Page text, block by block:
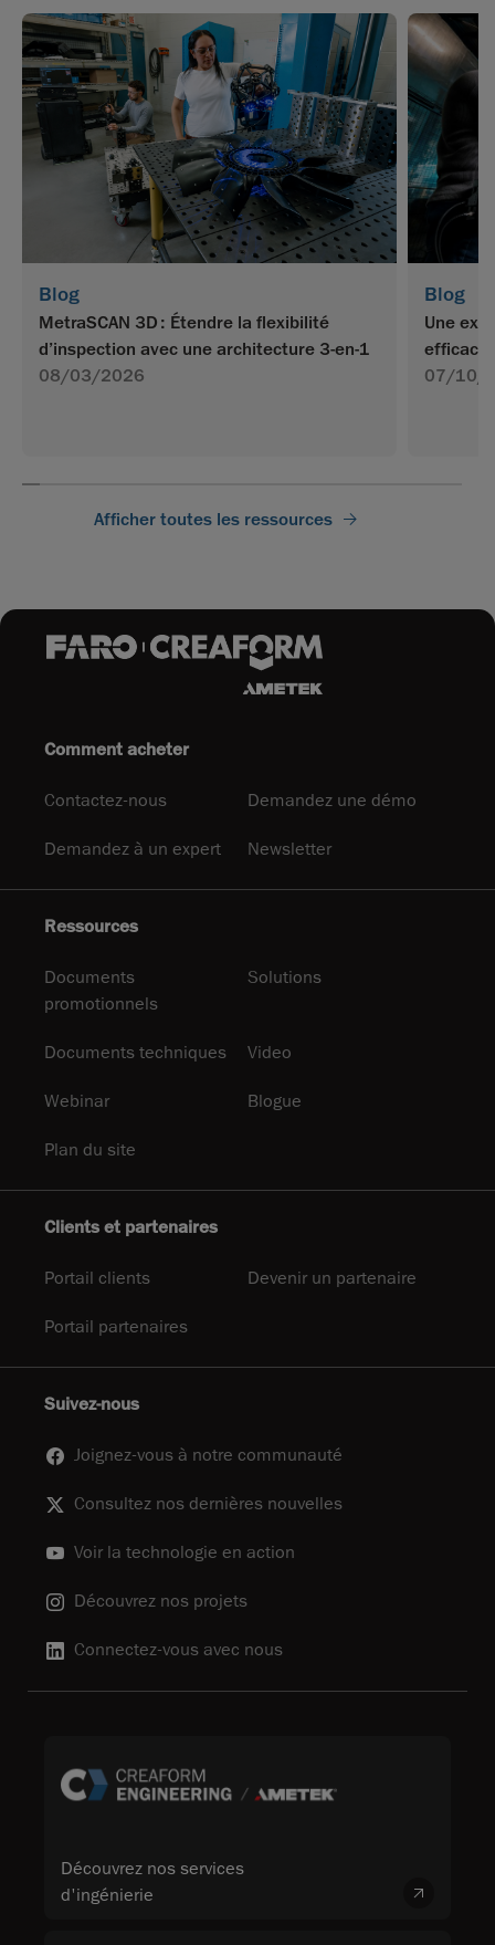
Blog
MetraSCAN 3D : Étendre la flexibilité
d’inspection avec une architecture 3-en-1
08/03/2026
Blog
Une
efficace
07/10/
Afficher toutes les ressources
Comment acheter
Contactez-nous Demandez une démo
Demandez à un expert Newsletter
Ressources
Documents
promotionnels
Solutions
Documents techniques Video
Webinar Blogue
Plan du site
Clients et partenaires
Portail clients Devenir un partenaire
Portail partenaires
Suivez-nous
Joignez-vous à notre communauté
Consultez nos dernières nouvelles
Voir la technologie en action
Découvrez nos projets
Connectez-vous avec nous
Découvrez nos services
d'ingénierie